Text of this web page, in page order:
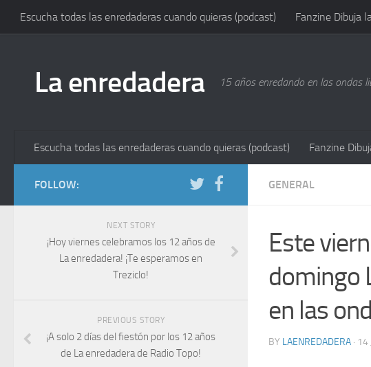
Escucha todas las enredaderas cuando quieras (podcast) Fanzine Dibuja
La enredadera 15 años enredando en las ondas
Escucha todas las enredaderas cuando quieras (podcast) Fanzine
GENERAL
Este
domingo
en las
BY LAENREDADERA ·
FOLLOW:
NEXT STORY
¡Hoy viernes celebramos los 12 años de
La enredadera! ¡Te esperamos en
Treziclo!
PREVIOUS STORY
¡A solo 2 días del fiestón por los 12 años
de La enredadera de Radio Topo!